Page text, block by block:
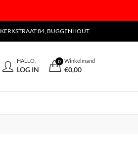
KERKSTRAAT 84, BUGGENHOUT
HALLO,
LOG IN
0 Winkelmand
€0,00